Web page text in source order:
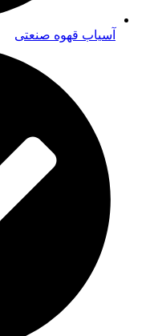
آسیاب قهوه صنعتی